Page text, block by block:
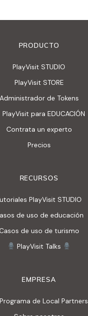
PRODUCTO
PlayVisit STUDIO
PlayVisit STORE
Administrador de Tokens
PlayVisit para EDUCACIÓN
Contrata un experto
Precios
RECURSOS
PlayVisit STUDIO
de uso de educación
de uso de turismo
PlayVisit Talks
EMPRESA
Programa de Local Partners